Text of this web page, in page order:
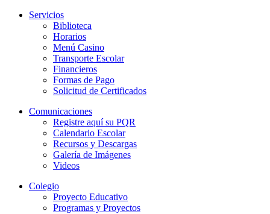
Servicios
Biblioteca
Horarios
Menú Casino
Transporte Escolar
Financieros
Formas de Pago
Solicitud de Certificados
Comunicaciones
Registre aquí su PQR
Calendario Escolar
Recursos y Descargas
Galería de Imágenes
Videos
Colegio
Proyecto Educativo
Programas y Proyectos